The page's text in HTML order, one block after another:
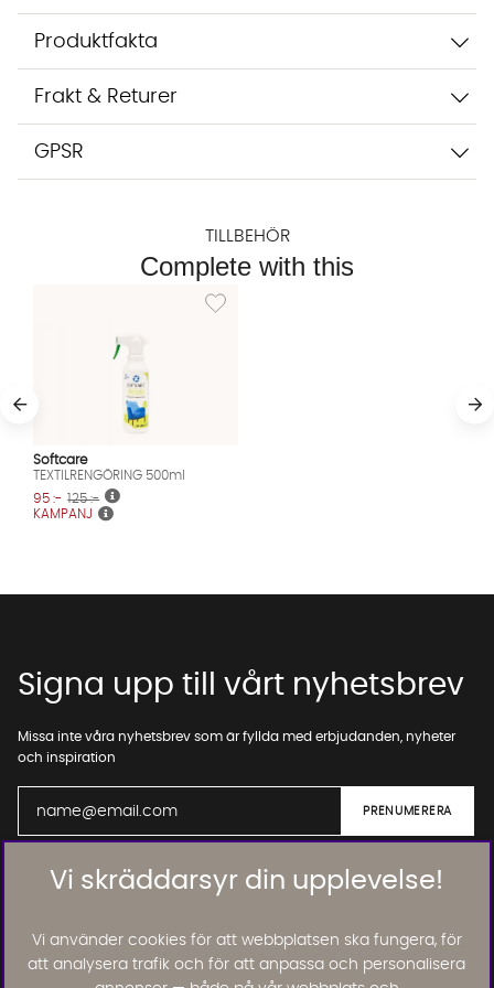
Produktfakta
Frakt & Returer
GPSR
TILLBEHÖR
Complete with this
Lägg till i önskelista: TEXTILRENGÖRING
Softcare
TEXTILRENGÖRING 500ml
KAMPANJ
95 :- 125 :-
Vi skräddarsyr din upplevelse!
Vi använder cookies för att webbplatsen ska fungera, för
att analysera trafik och för att anpassa och personalisera
Signa upp till vårt nyhetsbrev
Missa inte våra nyhetsbrev som är fyllda med erbjudanden, nyheter
och inspiration
01. INFORMATION
02. BRA ATT VETA